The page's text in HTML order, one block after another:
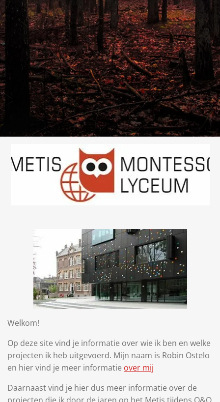
Welkom!
Op deze site vind je informatie over wie ik ben en welke
projecten ik heb uitgevoerd. Mijn naam is Robin Ostelo
en hier vind je meer informatie over mij
Daarnaast vind je hier dus meer informatie over de